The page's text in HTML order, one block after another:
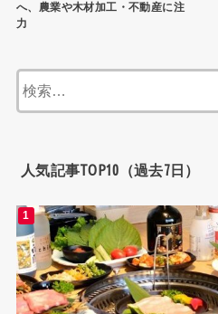
へ、農業や木材加工・不動産に注
力
人気記事TOP10（過去7日）